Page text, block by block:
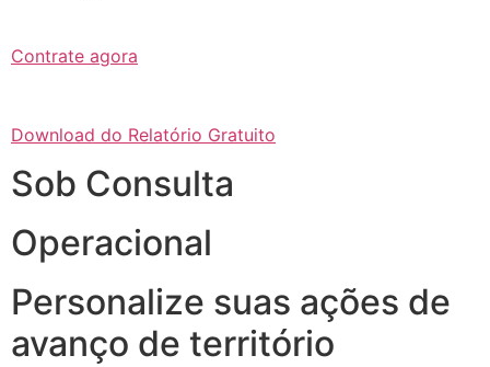
Contrate agora
Download do Relatório Gratuito
Sob Consulta
Operacional
Personalize suas ações de
avanço de território